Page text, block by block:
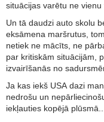
situācijas varētu ne vienu
Un tā daudzi auto skolu
eksāmena maršrutus,
netiek ne mācīts, ne pārbaudīts
par kritiskām situācijām,
izvairīšanās no
Ja kas iekš USA dazi
nedrošu un
iekļauties kopējā plūsmā....